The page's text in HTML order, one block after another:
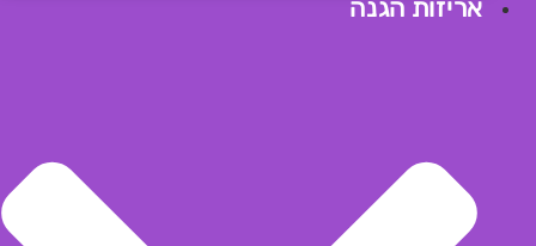
אריזות הגנה